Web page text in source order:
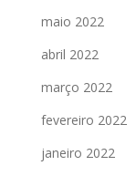
maio 2022
abril 2022
março 2022
fevereiro 2022
janeiro 2022